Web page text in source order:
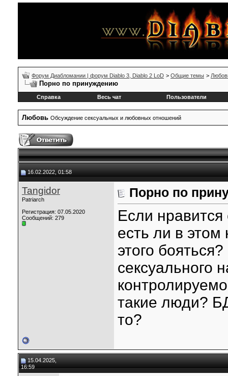
Форум Диабломании | форум Diablo 3, Diablo 2 LoD > Общие темы >
Порно по принуждению
Справка Весь чат Пользователи
Любовь Обсуждение сексуальных и любовных отношений
16.02.2022, 01:58
Tangidor
Patriarch
Регистрация: 07.05.2020
Сообщений: 279
Порно по
Если
есть ли в этом
этого
сексуального
такие люди?
то?
15.04.2025,
16:59